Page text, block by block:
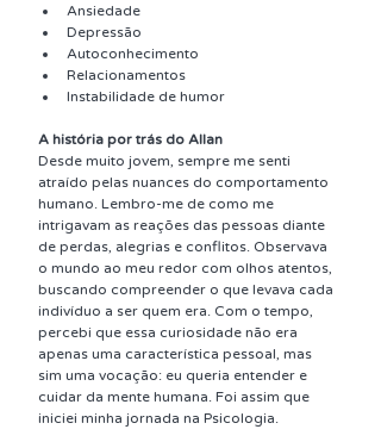
Ansiedade
Depressão
Autoconhecimento
Relacionamentos
Instabilidade de humor
A história por trás do Allan
Desde muito jovem, sempre me senti
atraído pelas nuances do comportamento
humano. Lembro-me de como me
intrigavam as reações das pessoas diante
de perdas, alegrias e conflitos. Observava
o mundo ao meu redor com olhos atentos,
buscando compreender o que levava cada
indivíduo a ser quem era. Com o tempo,
percebi que essa curiosidade não era
apenas uma característica pessoal, mas
sim uma vocação: eu queria entender e
cuidar da mente humana. Foi assim que
iniciei minha jornada na Psicologia.